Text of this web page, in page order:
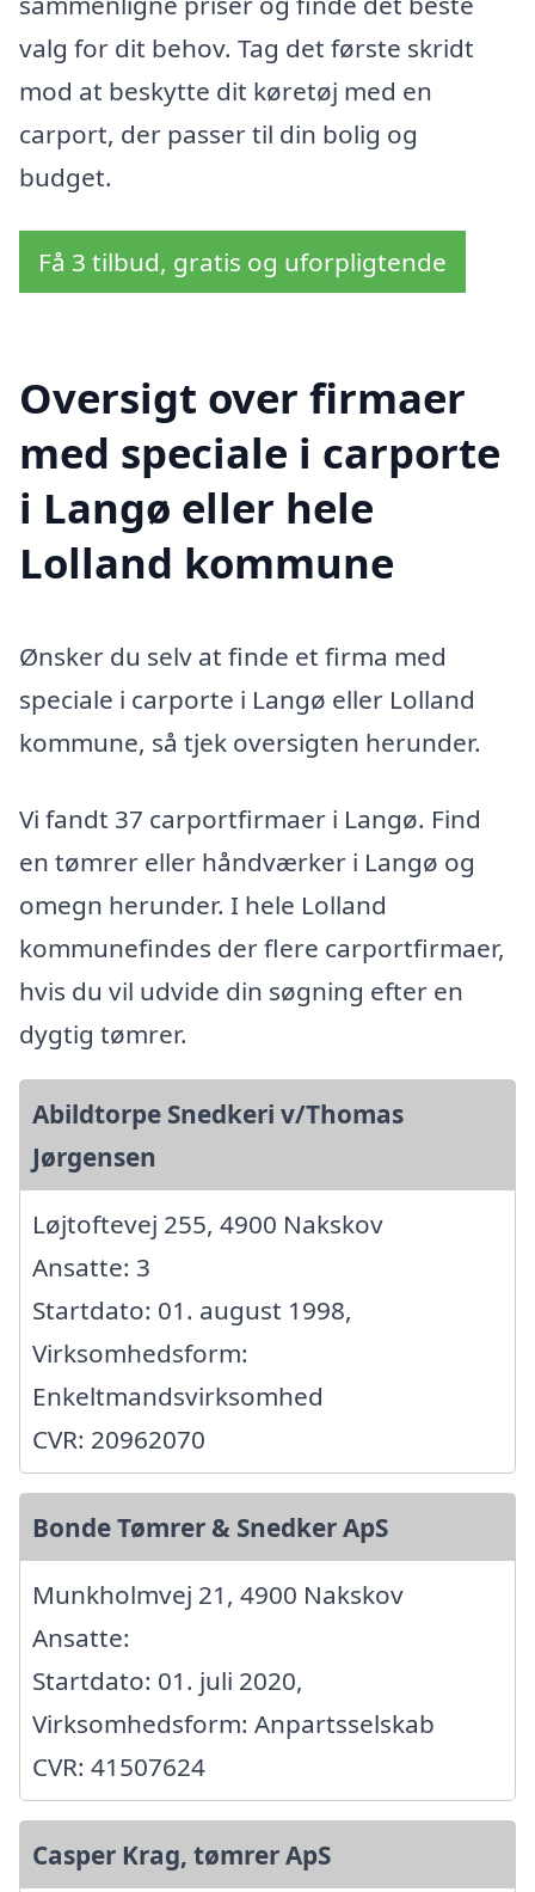
valg for dit behov. Tag det første skridt
mod at beskytte dit køretøj med en
carport, der passer til din bolig og
budget.
Få 3 tilbud, gratis og uforpligtende
Oversigt over firmaer
med speciale i carporte
i Langø eller hele
Lolland kommune
Ønsker du selv at finde et firma med
speciale i carporte i Langø eller Lolland
kommune, så tjek oversigten herunder.
Vi fandt 37 carportfirmaer i Langø. Find
en tømrer eller håndværker i Langø og
omegn herunder. I hele Lolland
kommunefindes der flere carportfirmaer,
hvis du vil udvide din søgning efter en
dygtig tømrer.
Abildtorpe Snedkeri v/Thomas
Jørgensen
Løjtoftevej 255, 4900 Nakskov
Ansatte: 3
Startdato: 01. august 1998,
Virksomhedsform:
Enkeltmandsvirksomhed
CVR: 20962070
Bonde Tømrer & Snedker ApS
Munkholmvej 21, 4900 Nakskov
Ansatte:
Startdato: 01. juli 2020,
Virksomhedsform: Anpartsselskab
CVR: 41507624
Casper Krag, tømrer ApS